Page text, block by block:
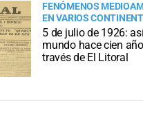
FENÓMENOS
EN VARIOS
5 de julio de 1926:
mundo hace cien
través de El Litoral